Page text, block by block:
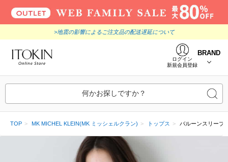
>地震の影響によるご注文品の配送遅延について
ログイン
新規会員登録
BRAND
何かお探しですか？
TOP MK MICHEL KLEIN(MK ミッシェルクラン) トップス バルーンスリーブ